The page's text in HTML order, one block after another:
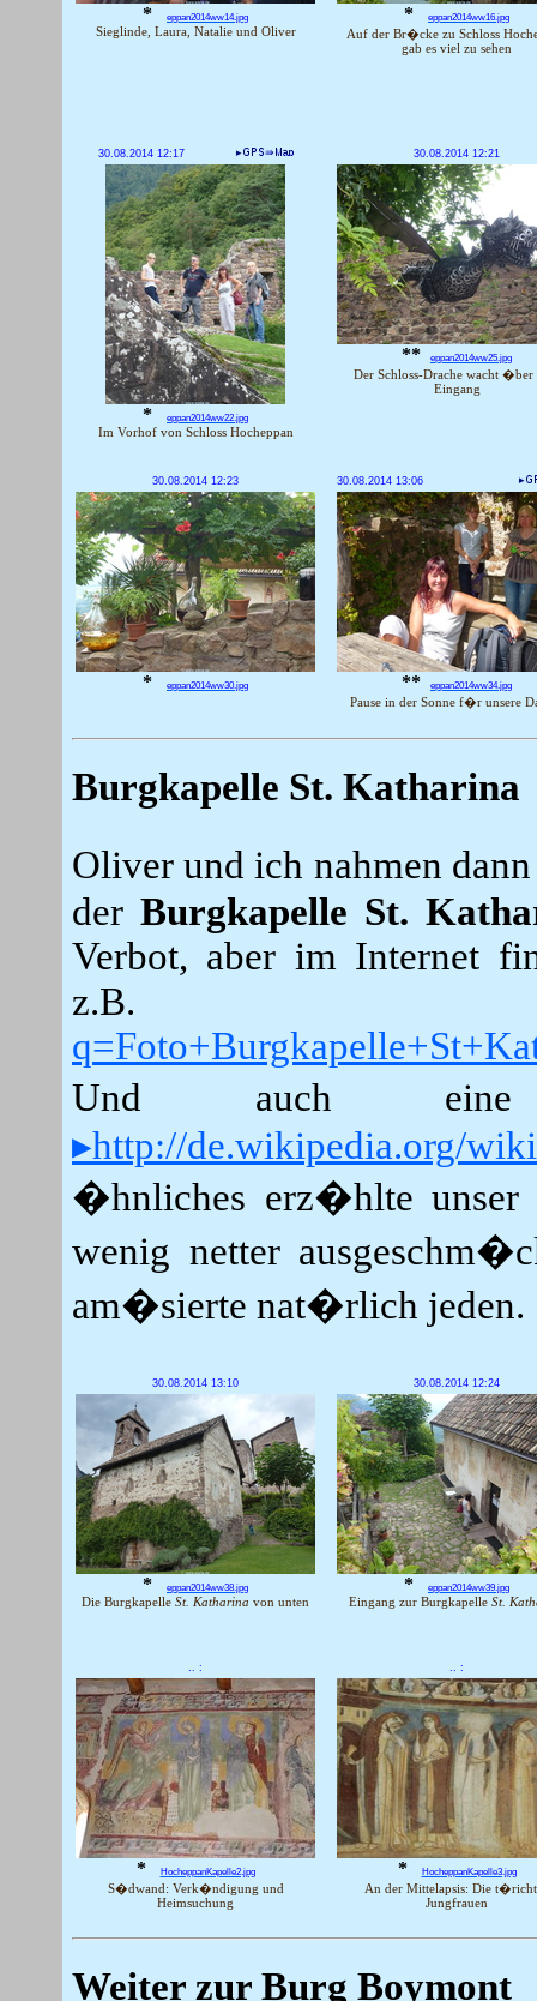
* eppan2014ww14.jpg
Sieglinde, Laura, Natalie und Oliver
* eppan2014ww16.jpg
Auf der Br�cke zu Schloss
gab es viel zu sehen
30.08.2014 12:17
* eppan2014ww22.jpg
Im Vorhof von Schloss Hocheppan
30.08.2014 12:21
** eppan2014ww25.jpg
Der Schloss-Drache wacht �ber
Eingang
30.08.2014 12:23
* eppan2014ww30.jpg
30.08.2014 13:06
** eppan2014ww34.jpg
Pause in der Sonne f�r unsere
Burgkapelle St. Katharina
Oliver und ich nahmen
derBurgkapelle St.
Verbot, aber im Internet
Und auch eine
▸http://de.wikipedia.org/
�hnliches erz�hlte unser
wenig netter
am�sierte nat�rlich jeden.
30.08.2014 13:10
* eppan2014ww38.jpg
Die Burgkapelle St. Katharina von unten
30.08.2014 12:24
* eppan2014ww39.jpg
Eingang zur Burgkapelle St.
.. :
* HocheppanKapelle2.jpg
S�dwand: Verk�ndigung und
Heimsuchung
.. :
* HocheppanKapelle3.jpg
An der Mittelapsis: Die
Jungfrauen
Weiter zur Burg Boymont